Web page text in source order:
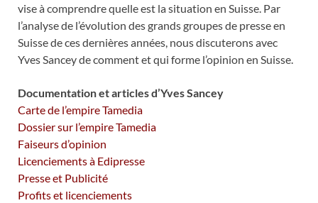
vise à comprendre quelle est la situation en Suisse. Par
l’analyse de l’évolution des grands groupes de presse en
Suisse de ces dernières années, nous discuterons avec
Yves Sancey de comment et qui forme l’opinion en Suisse.
Documentation et articles d’Yves Sancey
Carte de l’empire Tamedia
Dossier sur l’empire Tamedia
Faiseurs d’opinion
Licenciements à Edipresse
Presse et Publicité
Profits et licenciements